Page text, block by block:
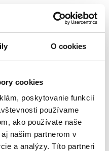
O cookies
cookies
poskytovanie funkcií
používame
ako používate naše
našim partnerom v
a analýzy. Títo partneri